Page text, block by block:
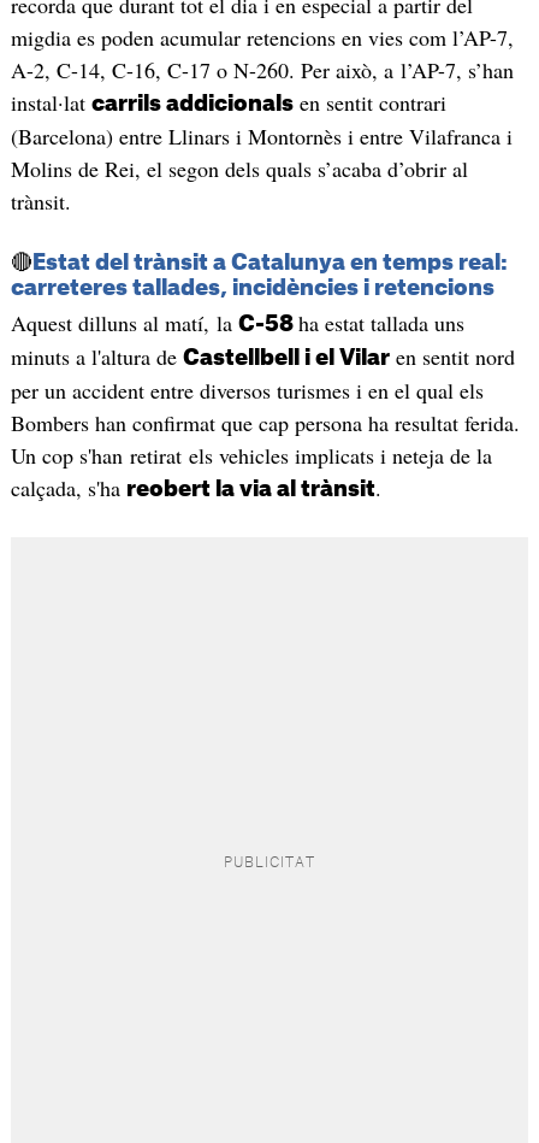
migdia es poden acumular retencions en vies com l’AP-7,
A-2, C-14, C-16, C-17 o N-260. Per això, a l’AP-7, s’han
instal·lat carrils addicionalsen sentit contrari
(Barcelona) entre Llinars i Montornès i entre Vilafranca i
Molins de Rei, el segon dels quals s’acaba d’obrir al
trànsit.
🔴 Estat del trànsit a Catalunya en temps real:
carreteres tallades, incidències i retencions
Aquest dilluns al matí, la C-58 ha estat tallada uns
minuts a l'altura de Castellbell i el Vilaren sentit nord
per un accident entre diversos turismes i en el qual els
Bombers han confirmat que cap persona ha resultat ferida.
Un cop s'han retirat els vehicles implicats i neteja de la
calçada, s'ha reobert la via al trànsit.